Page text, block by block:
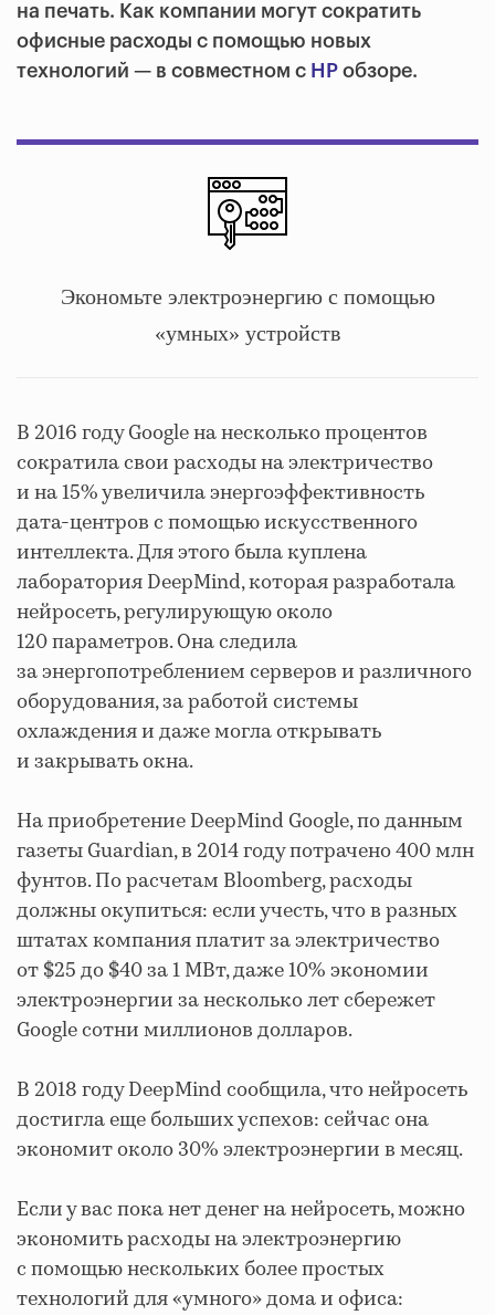
на печать. Как компании могут сократить
офисные расходы с помощью новых
технологий — в совместном с HP обзоре.
Экономьте электроэнергию с помощью
«умных» устройств
В 2016 году Google на несколько процентов
сократила свои расходы на электричество
и на 15% увеличила энергоэффективность
дата-центров с помощью искусственного
интеллекта. Для этого была куплена
лаборатория DeepMind, которая разработала
нейросеть, регулирующую около
120 параметров. Она следила
за энергопотреблением серверов и различного
оборудования, за работой системы
охлаждения и даже могла открывать
и закрывать окна.
На приобретение DeepMind Google, по данным
газеты Guardian, в 2014 году потрачено 400 млн
фунтов. По расчетам Bloomberg, расходы
должны окупиться: если учесть, что в разных
штатах компания платит за электричество
от $25 до $40 за 1 МВт, даже 10% экономии
электроэнергии за несколько лет сбережет
Google сотни миллионов долларов.
В 2018 году DeepMind сообщила, что нейросеть
достигла еще больших успехов: сейчас она
экономит около 30% электроэнергии в месяц.
Если у вас пока нет денег на нейросеть, можно
экономить расходы на электроэнергию
с помощью нескольких более простых
технологий для «умного» дома и офиса: